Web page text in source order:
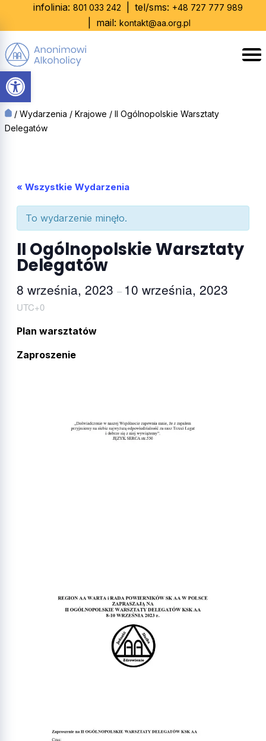
Otwórz pasek narzędzi
infolinia: 801 033 242 tel/sms: +48 727 777 989
mail: kontakt@aa.org.pl
/ Wydarzenia / Krajowe / II Ogólnopolskie Warsztaty
Delegatów
« Wszystkie Wydarzenia
To wydarzenie minęło.
II Ogólnopolskie Warsztaty
Delegatów
8 września, 2023 – 10 września, 2023
UTC+0
Plan warsztatów
Zaproszenie